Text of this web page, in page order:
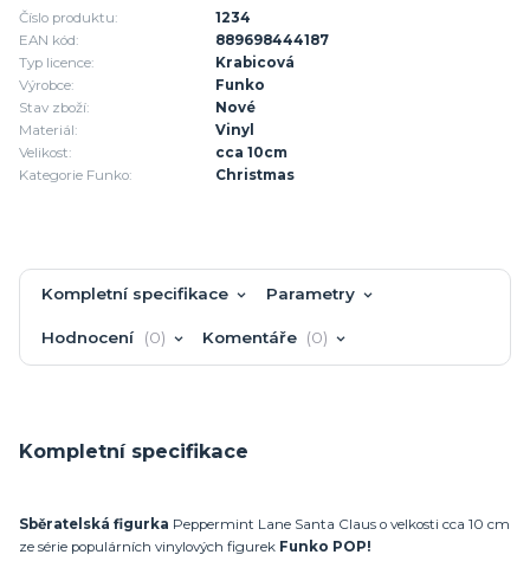
Číslo produktu:
1234
EAN kód:
889698444187
Typ licence:
Krabicová
Výrobce:
Funko
Stav zboží:
Nové
Materiál:
Vinyl
Velikost:
cca 10cm
Kategorie Funko:
Christmas
Kompletní specifikace Parametry
Hodnocení 0 Komentáře 0
Kompletní specifikace
Sběratelská figurka Peppermint Lane Santa Claus o velkosti cca 10 cm
ze série populárních vinylových figurek Funko POP!